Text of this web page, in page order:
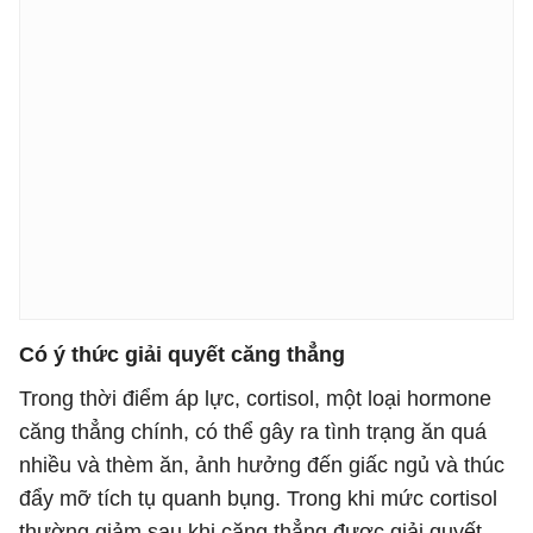
Có ý thức giải quyết căng thẳng
Trong thời điểm áp lực, cortisol, một loại hormone
căng thẳng chính, có thể gây ra tình trạng ăn quá
nhiều và thèm ăn, ảnh hưởng đến giấc ngủ và thúc
đẩy mỡ tích tụ quanh bụng. Trong khi mức cortisol